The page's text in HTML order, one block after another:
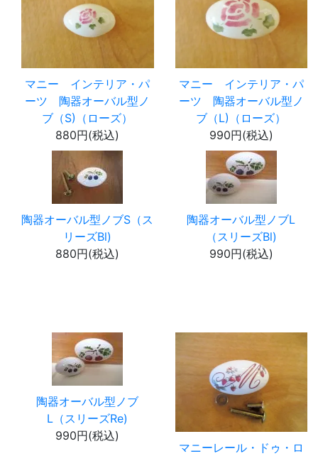
マニー インテリア・パ
ーツ 陶器オーバル型ノ
ブ（S)（ローズ）
880円(税込)
マニー インテリア・パ
ーツ 陶器オーバル型ノ
ブ（L)（ローズ）
990円(税込)
陶器オーバル型ノブS（ス
リーズBl)
880円(税込)
陶器オーバル型ノブL
（スリーズBl)
990円(税込)
陶器オーバル型ノブ
L（スリーズRe)
990円(税込)
マニーレール・ドゥ・ロ